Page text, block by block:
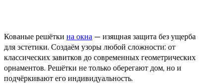
Кованые решётки на окна — изящная защита без ущерба
для эстетики. Создаём узоры любой сложности: от
классических завитков до современных геометрических
орнаментов. Решётки не только оберегают дом, но и
подчёркивают его индивидуальность.